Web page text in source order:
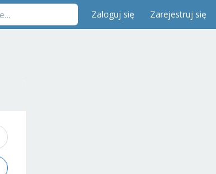
Zaloguj się Zarejestruj się